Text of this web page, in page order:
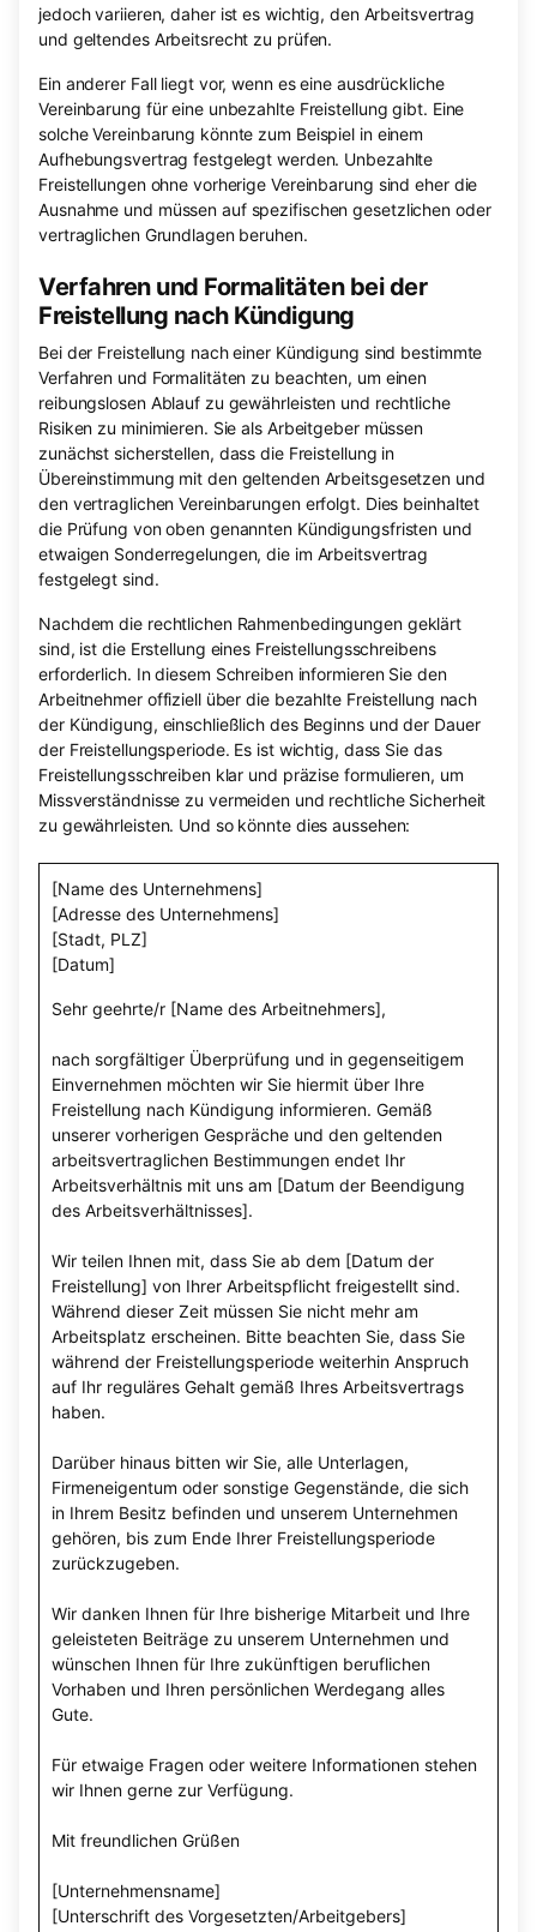
jedoch variieren, daher ist es wichtig, den Arbeitsvertrag
und geltendes Arbeitsrecht zu prüfen.
Ein anderer Fall liegt vor, wenn es eine ausdrückliche
Vereinbarung für eine unbezahlte Freistellung gibt. Eine
solche Vereinbarung könnte zum Beispiel in einem
Aufhebungsvertrag festgelegt werden. Unbezahlte
Freistellungen ohne vorherige Vereinbarung sind eher die
Ausnahme und müssen auf spezifischen gesetzlichen oder
vertraglichen Grundlagen beruhen.
Verfahren und Formalitäten bei der
Freistellung nach Kündigung
Bei der Freistellung nach einer Kündigung sind bestimmte
Verfahren und Formalitäten zu beachten, um einen
reibungslosen Ablauf zu gewährleisten und rechtliche
Risiken zu minimieren. Sie als Arbeitgeber müssen
zunächst sicherstellen, dass die Freistellung in
Übereinstimmung mit den geltenden Arbeitsgesetzen und
den vertraglichen Vereinbarungen erfolgt. Dies beinhaltet
die Prüfung von oben genannten Kündigungsfristen und
etwaigen Sonderregelungen, die im Arbeitsvertrag
festgelegt sind.
Nachdem die rechtlichen Rahmenbedingungen geklärt
sind, ist die Erstellung eines Freistellungsschreibens
erforderlich. In diesem Schreiben informieren Sie den
Arbeitnehmer offiziell über die bezahlte Freistellung nach
der Kündigung, einschließlich des Beginns und der Dauer
der Freistellungsperiode. Es ist wichtig, dass Sie das
Freistellungsschreiben klar und präzise formulieren, um
Missverständnisse zu vermeiden und rechtliche Sicherheit
zu gewährleisten. Und so könnte dies aussehen:
[Name des Unternehmens]
[Adresse des Unternehmens]
[Stadt, PLZ]
[Datum]
Sehr geehrte/r [Name des Arbeitnehmers],
nach sorgfältiger Überprüfung und in gegenseitigem
Einvernehmen möchten wir Sie hiermit über Ihre
Freistellung nach Kündigung informieren. Gemäß
unserer vorherigen Gespräche und den geltenden
arbeitsvertraglichen Bestimmungen endet Ihr
Arbeitsverhältnis mit uns am [Datum der Beendigung
des Arbeitsverhältnisses].
Wir teilen Ihnen mit, dass Sie ab dem [Datum der
Freistellung] von Ihrer Arbeitspflicht freigestellt sind.
Während dieser Zeit müssen Sie nicht mehr am
Arbeitsplatz erscheinen. Bitte beachten Sie, dass Sie
während der Freistellungsperiode weiterhin Anspruch
auf Ihr reguläres Gehalt gemäß Ihres Arbeitsvertrags
haben.
Darüber hinaus bitten wir Sie, alle Unterlagen,
Firmeneigentum oder sonstige Gegenstände, die sich
in Ihrem Besitz befinden und unserem Unternehmen
gehören, bis zum Ende Ihrer Freistellungsperiode
zurückzugeben.
Wir danken Ihnen für Ihre bisherige Mitarbeit und Ihre
geleisteten Beiträge zu unserem Unternehmen und
wünschen Ihnen für Ihre zukünftigen beruflichen
Vorhaben und Ihren persönlichen Werdegang alles
Gute.
Für etwaige Fragen oder weitere Informationen stehen
wir Ihnen gerne zur Verfügung.
Mit freundlichen Grüßen
[Unternehmensname]
[Unterschrift des Vorgesetzten/Arbeitgebers]